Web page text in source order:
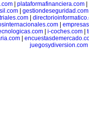
| plataformafinanciera.com|
| gestiondeseguridad.com
i-coches.com
|
juegosydiversion.com